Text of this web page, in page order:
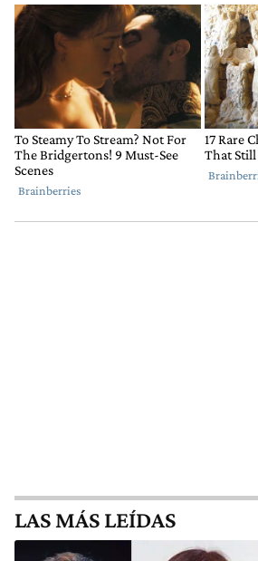
LAS MÁS LEÍDAS